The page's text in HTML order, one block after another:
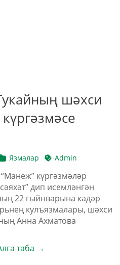
шәхси
Язмалар Admin
күргәзмәләр
дип исемләнгән
22 гыйнварына кадәр
кулъязмалары, шәхси
Анна Ахматова
таба →